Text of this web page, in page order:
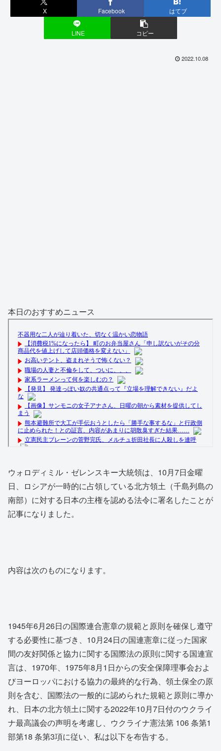
X Facebook はてブ
LINE コピー
2022.10.08
本日のおすすめニュース
ウォロディミル・ゼレンスキー大統領は、10月7日金曜
日、ロシアが一時的に占領している北方領土（千島列島の
南部）に対する日本の主権を認める法令に署名したことが
記事になりました。
内容は次のものになります。
1945年6月26日の国際連合憲章の規範と原則を確保し遵守
する必要性に基づき、10月24日の国連憲章に従った国家
間の友好関係と協力に関する国際法の原則に関する国連宣
言は、1970年、1975年8月1日からの安全保障理事会およ
びヨーロッパにおける協力の最終的な行為、領土保全の原
則を含む、国際法の一般的に認められた規範と原則に導か
れ、日本の北方領土に関する2022年10月7日付のウクライ
ナ最高議会の声明を考慮し、ウクライナ憲法第 106 条第1
部第18 条第3項に従い、私は以下を布告する。